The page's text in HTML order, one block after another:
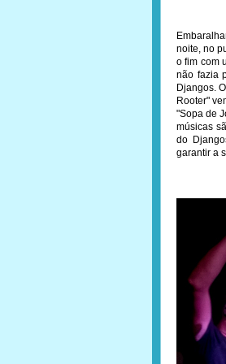
noite, no
o fim com
não fazia
Djangos.
Rooter"
"Sopa de
músicas
do
garantir a